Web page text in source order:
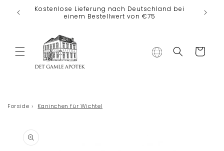
Direkt zum
Inhalt
Kostenlose Lieferung nach Deutschland bei
einem Bestellwert von €75
Warenkorb
Forside › Kaninchen für Wichtel